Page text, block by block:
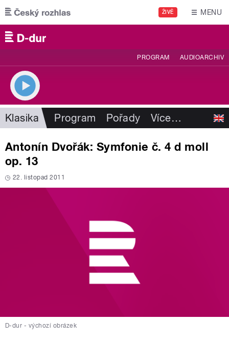
Přejít k hlavnímu obsahu
ŽIVĚ MENU
PROGRAM AUDIOARCHIV
Klasika Program Pořady Více…
Antonín Dvořák: Symfonie č. 4 d moll
op. 13
22. listopad 2011
D-dur - výchozí obrázek